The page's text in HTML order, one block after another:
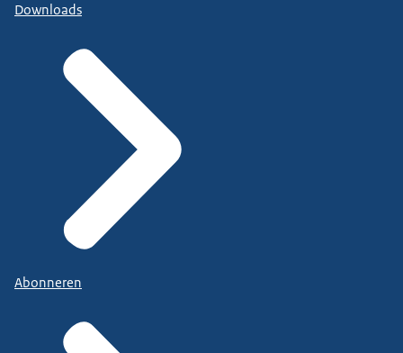
Downloads
Abonneren